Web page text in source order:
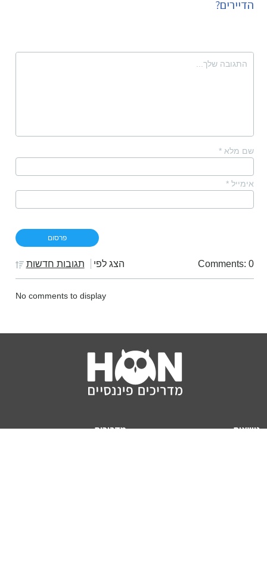
הדיירים?
שם מלא *
אימייל *
Comments: 0 הצג לפי תגובות חדשות
No comments to display
נושאים
מדריכים